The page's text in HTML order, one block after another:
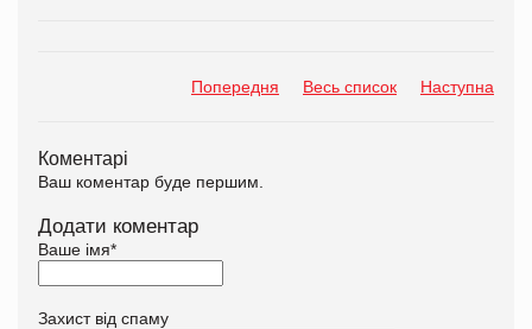
Попередня Весь список Наступна
Коментарі
Ваш коментар буде першим.
Додати коментар
Ваше імя*
Захист від спаму